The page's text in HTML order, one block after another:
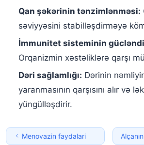
Qan şəkərinin tənzimlənməsi:
səviyyəsini stabilləşdirməyə
İmmunitet sisteminin
Orqanizmin xəstəliklərə qarşı
Dəri sağlamlığı: Dərinin
yaranmasının qarşısını alır və
yüngülləşdirir.
Menovazin faydalari